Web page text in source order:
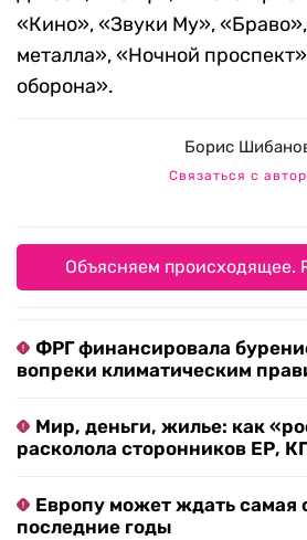
«Кино», «Звуки Му»,
металла», «Ночной
оборона».
Борис
Связаться с
Объясняем происходящее.
ФРГ финансировала
вопреки климатическим
Мир, деньги, жилье: как
расколола сторонников ЕР,
Европу может ждать самая
последние годы